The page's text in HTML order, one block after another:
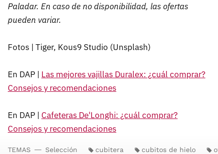
Paladar. En caso de no disponibilidad, las ofertas
pueden variar.
Fotos | Tiger, Kous9 Studio (Unsplash)
En DAP | Las mejores vajillas Duralex: ¿cuál comprar?
Consejos y recomendaciones
En DAP | Cafeteras De'Longhi: ¿cuál comprar?
Consejos y recomendaciones
TEMAS Selección cubitera cubitos de hielo